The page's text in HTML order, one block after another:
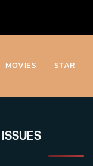
MOVIES STAR